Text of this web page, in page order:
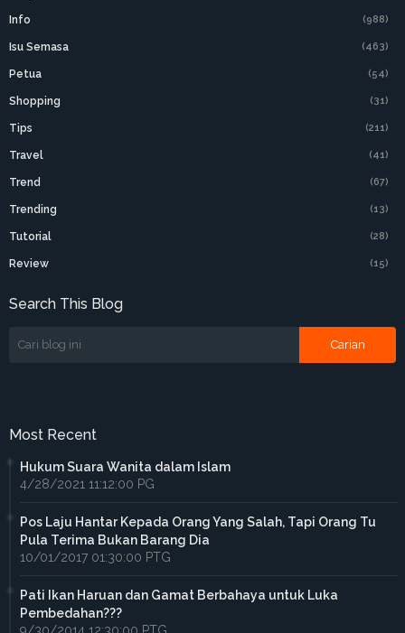
Info (988)
Isu Semasa (463)
Petua (54)
Shopping (31)
Tips (211)
Travel (41)
Trend (67)
Trending (13)
Tutorial (28)
Review (15)
Search This Blog
Most Recent
Hukum Suara Wanita dalam Islam
4/28/2021 11:12:00 PG
Pos Laju Hantar Kepada Orang Yang Salah, Tapi Orang Tu
Pula Terima Bukan Barang Dia
10/01/2017 01:30:00 PTG
Pati Ikan Haruan dan Gamat Berbahaya untuk Luka
Pembedahan???
9/30/2014 12:30:00 PTG